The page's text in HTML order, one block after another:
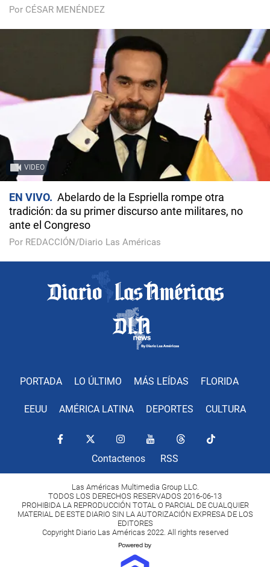
Por CÉSAR MENÉNDEZ
VIDEO
EN VIVO
Abelardo de la Espriella rompe otra
tradición: da su primer discurso ante militares, no
ante el Congreso
Por REDACCIÓN/Diario Las Américas
PORTADA LO ÚLTIMO MÁS LEÍDAS FLORIDA
EEUU AMÉRICA LATINA DEPORTES CULTURA
Contactenos RSS
Las Américas Multimedia Group LLC.
TODOS LOS DERECHOS RESERVADOS 2016-06-13
PROHIBIDA LA REPRODUCCIÓN TOTAL O PARCIAL DE CUALQUIER
MATERIAL DE ESTE DIARIO SIN LA AUTORIZACIÓN EXPRESA DE LOS
EDITORES
Copyright Diario Las Américas 2022. All rights reserved